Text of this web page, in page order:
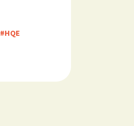
#HQE